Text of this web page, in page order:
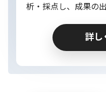
析・採点し、成果の
詳し